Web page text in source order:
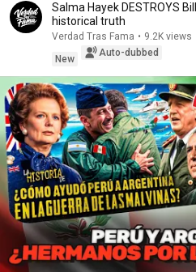
Salma Hayek DESTROYS
historical truth
Verdad Tras Fama • 9.2K views
New
Auto-dubbed